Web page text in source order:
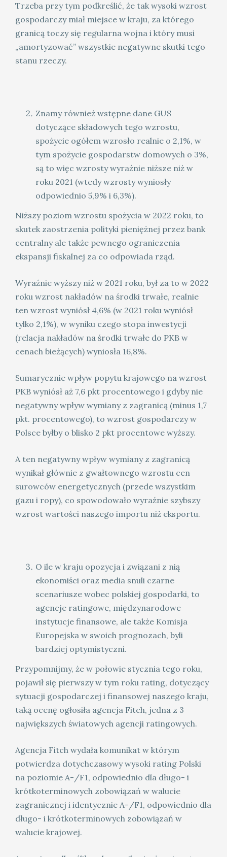
Trzeba przy tym podkreślić, że tak wysoki wzrost
gospodarczy miał miejsce w kraju, za którego
granicą toczy się regularna wojna i który musi
„amortyzować” wszystkie negatywne skutki tego
stanu rzeczy.
Znamy również wstępne dane GUS
dotyczące składowych tego wzrostu,
spożycie ogółem wzrosło realnie o 2,1%, w
tym spożycie gospodarstw domowych o 3%,
są to więc wzrosty wyraźnie niższe niż w
roku 2021 (wtedy wzrosty wyniosły
odpowiednio 5,9% i 6,3%).
Niższy poziom wzrostu spożycia w 2022 roku, to
skutek zaostrzenia polityki pieniężnej przez bank
centralny ale także pewnego ograniczenia
ekspansji fiskalnej za co odpowiada rząd.
Wyraźnie wyższy niż w 2021 roku, był za to w 2022
roku wzrost nakładów na środki trwałe, realnie
ten wzrost wyniósł 4,6% (w 2021 roku wyniósł
tylko 2,1%), w wyniku czego stopa inwestycji
(relacja nakładów na środki trwałe do PKB w
cenach bieżących) wyniosła 16,8%.
Sumarycznie wpływ popytu krajowego na wzrost
PKB wyniósł aż 7,6 pkt procentowego i gdyby nie
negatywny wpływ wymiany z zagranicą (minus 1,7
pkt. procentowego), to wzrost gospodarczy w
Polsce byłby o blisko 2 pkt procentowe wyższy.
A ten negatywny wpływ wymiany z zagranicą
wynikał głównie z gwałtownego wzrostu cen
surowców energetycznych (przede wszystkim
gazu i ropy), co spowodowało wyraźnie szybszy
wzrost wartości naszego importu niż eksportu.
O ile w kraju opozycja i związani z nią
ekonomiści oraz media snuli czarne
scenariusze wobec polskiej gospodarki, to
agencje ratingowe, międzynarodowe
instytucje finansowe, ale także Komisja
Europejska w swoich prognozach, byli
bardziej optymistyczni.
Przypomnijmy, że w połowie stycznia tego roku,
pojawił się pierwszy w tym roku rating, dotyczący
sytuacji gospodarczej i finansowej naszego kraju,
taką ocenę ogłosiła agencja Fitch, jedna z 3
największych światowych agencji ratingowych.
Agencja Fitch wydała komunikat w którym
potwierdza dotychczasowy wysoki rating Polski
na poziomie A-/F1, odpowiednio dla długo- i
krótkoterminowych zobowiązań w walucie
zagranicznej i identycznie A-/F1, odpowiednio dla
długo- i krótkoterminowych zobowiązań w
walucie krajowej.